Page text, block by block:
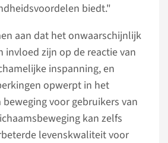
biedt."
aan dat het onwaarschijnlijk
invloed zijn op de reactie van
inspanning, en
opwerpt in het
voor gebruikers van
kan zelfs
levenskwaliteit voor